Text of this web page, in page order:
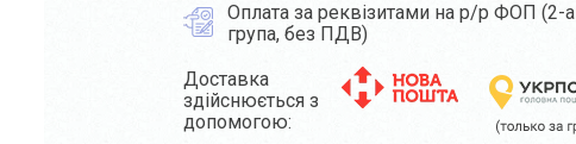
Оплата за реквізитами на р/р ФОП (2-а
група, без ПДВ)
Доставка
здійснюється з
допомогою: